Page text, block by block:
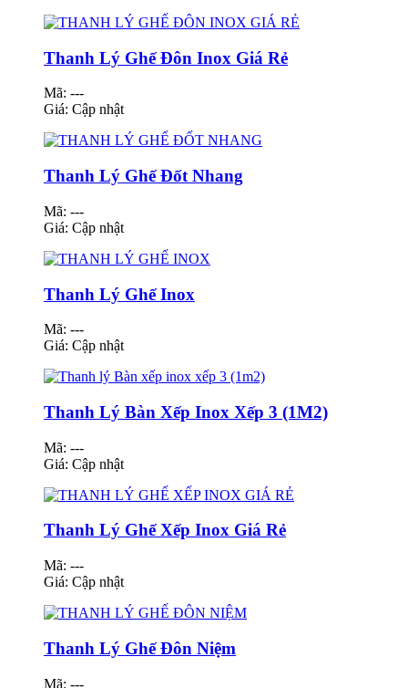
Thanh Lý Ghế Đôn Inox Giá Rẻ
Mã: ---
Giá: Cập nhật
Thanh Lý Ghế Đốt Nhang
Mã: ---
Giá: Cập nhật
Thanh Lý Ghế Inox
Mã: ---
Giá: Cập nhật
Thanh Lý Bàn Xếp Inox Xếp 3 (1M2)
Mã: ---
Giá: Cập nhật
Thanh Lý Ghế Xếp Inox Giá Rẻ
Mã: ---
Giá: Cập nhật
Thanh Lý Ghế Đôn Niệm
Mã: ---